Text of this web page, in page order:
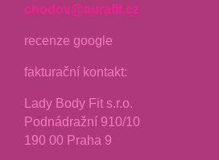
chodov@aurafit.cz
recenze google
fakturační kontakt:
Lady Body Fit s.r.o.
Podnádražní 910/10
190 00 Praha 9